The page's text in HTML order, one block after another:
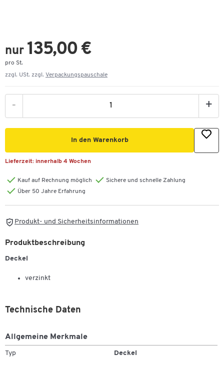
nur 135,00 €
pro St.
zzgl. USt. zzgl. Verpackungspauschale
- +
In den Warenkorb
Lieferzeit: innerhalb 4 Wochen
Kauf auf Rechnung möglich
Sichere und schnelle Zahlung
Über 50 Jahre Erfahrung
Produkt- und Sicherheitsinformationen
Produktbeschreibung
Deckel
verzinkt
Technische Daten
Allgemeine Merkmale
Typ Deckel